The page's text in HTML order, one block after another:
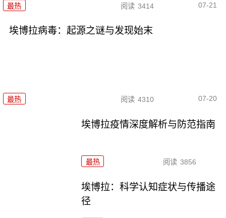
最热 阅读 3414 07-21
埃博拉病毒：起源之谜与发现始末
最热 阅读 4310 07-20
埃博拉疫情深度解析与防范指南
最热 阅读 3856
埃博拉：科学认知症状与传播途
径